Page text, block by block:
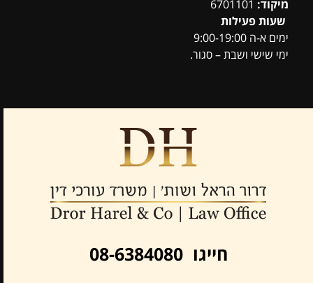
מיקוד:
שעות פעילות
ימים א-ה 9:00-19:00
ימי שישי ושבת – סגור.
חייגו 08-6384080